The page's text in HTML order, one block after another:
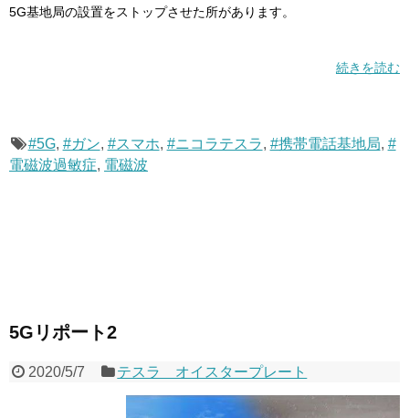
5G基地局の設置をストップさせた所があります。
続きを読む
#5G, #ガン, #スマホ, #ニコラテスラ, #携帯電話基地局, #
電磁波過敏症, 電磁波
5Gリポート2
2020/5/7 テスラ オイスタープレート